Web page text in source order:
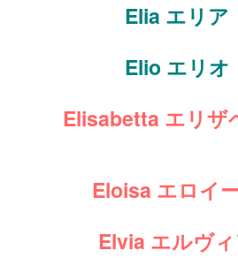
Elia エリア
Elio エリオ
Elisabetta エリザ
Eloisa エロイ
Elvia エルヴ